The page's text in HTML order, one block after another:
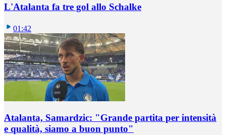
L'Atalanta fa tre gol allo Schalke
01:42
Atalanta, Samardzic: "Grande partita per intensità
e qualità, siamo a buon punto"